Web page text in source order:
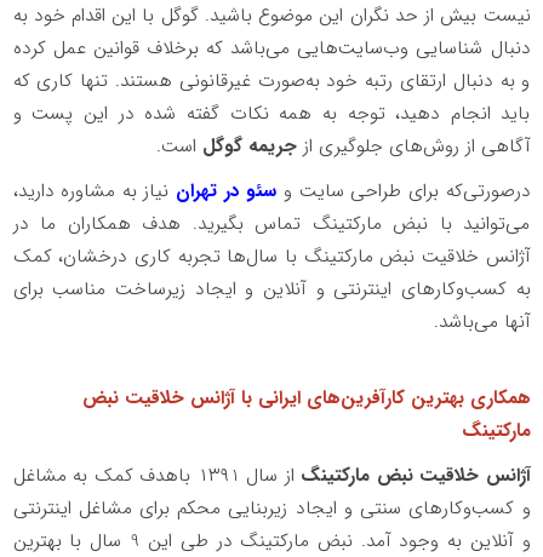
نیست بیش از حد نگران این موضوع باشید. گوگل با این اقدام خود به
دنبال شناسایی وب‌سایت‌هایی می‌باشد که برخلاف قوانین عمل کرده
و به دنبال ارتقای رتبه خود به‌صورت غیرقانونی هستند. تنها کاری که
باید انجام دهید، توجه به همه نکات گفته شده در این پست و
آگاهی از روش‌های جلوگیری ازجریمه گوگل است.
درصورتی‌که برای طراحی سایت و سئو در تهران نیاز به مشاوره دارید،
می‌توانید با نبض مارکتینگ تماس بگیرید. هدف همکاران ما در
آژانس خلاقیت نبض مارکتینگ با سال‌ها تجربه کاری درخشان، کمک
به کسب‌وکارهای اینترنتی و آنلاین و ایجاد زیرساخت مناسب برای
آنها می‌باشد.
همکاری بهترین کار‌آفرین‌های ایرانی با آژانس خلاقیت نبض
مارکتینگ
آژانس خلاقیت نبض مارکتینگ
از سال ۱۳۹1 باهدف کمک به مشاغل
و کسب‌وکار‌های سنتی و ایجاد زیربنایی محکم برای مشاغل اینترنتی
و آنلاین به وجود آمد. نبض مارکتینگ در طی این 9 سال با بهترین